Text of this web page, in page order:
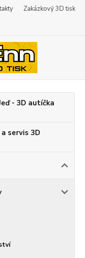
Zakázkový 3D tisk
- 3D autíčka
servis 3D